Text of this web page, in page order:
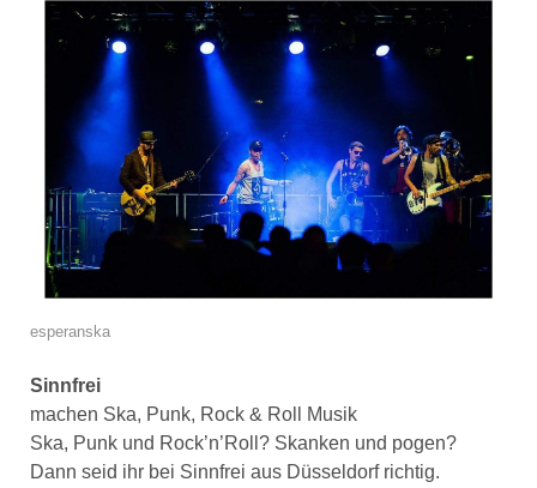
esperanska
Sinnfrei
machen Ska, Punk, Rock & Roll Musik
Ska, Punk und Rock’n’Roll? Skanken und pogen?
Dann seid ihr bei Sinnfrei aus Düsseldorf richtig.